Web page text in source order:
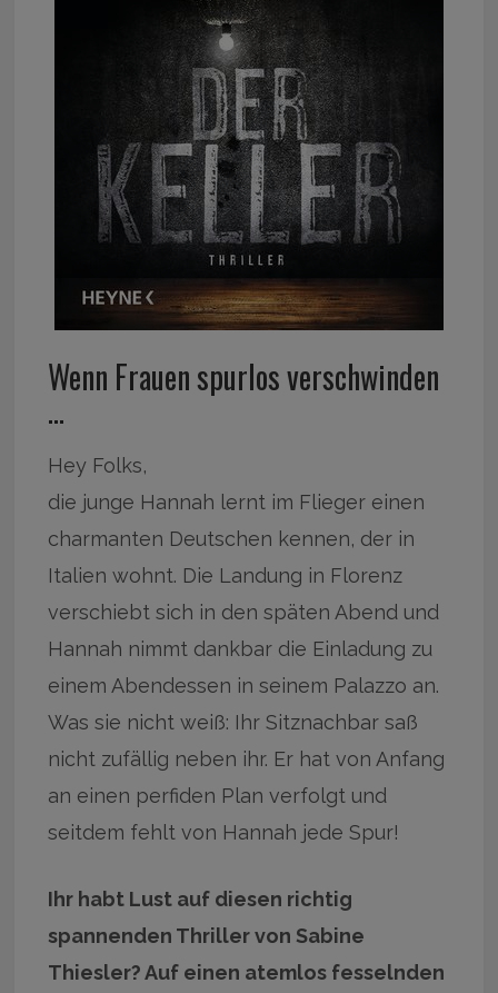
Wenn Frauen spurlos verschwinden
…
Hey Folks,
die junge Hannah lernt im Flieger einen
charmanten Deutschen kennen, der in
Italien wohnt. Die Landung in Florenz
verschiebt sich in den späten Abend und
Hannah nimmt dankbar die Einladung zu
einem Abendessen in seinem Palazzo an.
Was sie nicht weiß: Ihr Sitznachbar saß
nicht zufällig neben ihr. Er hat von Anfang
an einen perfiden Plan verfolgt und
seitdem fehlt von Hannah jede Spur!
Ihr habt Lust auf diesen richtig
spannenden Thriller von Sabine
Thiesler? Auf einen atemlos fesselnden